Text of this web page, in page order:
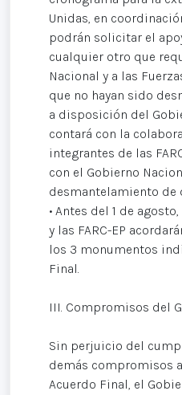
Unidas, en
podrán solicitar el
cualquier otro que
Nacional y a las
que no hayan sido
a disposición del
contará con la
integrantes de las
con el Gobierno
desmantelamiento de
• Antes del 1 de
y las FARC-EP
los 3 monumentos
Final.
III. Compromisos del
Sin perjuicio del
demás compromisos
Acuerdo Final, el